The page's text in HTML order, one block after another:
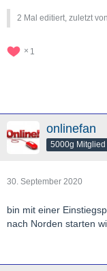
2 Mal editiert, zuletzt
1
onlinefan
5000g Mitglied
30. September 2020
bin mit einer
nach Norden starten